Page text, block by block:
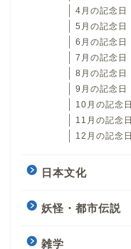
4月の記念日
5月の記念日
6月の記念日
7月の記念日
8月の記念日
9月の記念日
10月の記念日
11月の記念日
12月の記念日
日本文化
妖怪・都市伝説
雑学